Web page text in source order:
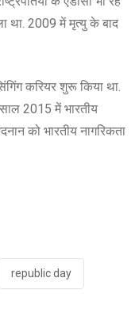
था. 2009 में मृत्यु के बाद
करियर शुरू किया था.
2015 में भारतीय
को भारतीय नागरिकता
republic day